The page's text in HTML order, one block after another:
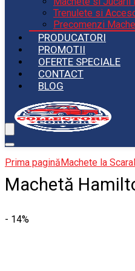
Trenulete si
Precomenzi
PRODUCATORI
PROMOTII
OFERTE SPECIALE
CONTACT
BLOG
Prima paginăMachete la Scara
Machetă
- 14%